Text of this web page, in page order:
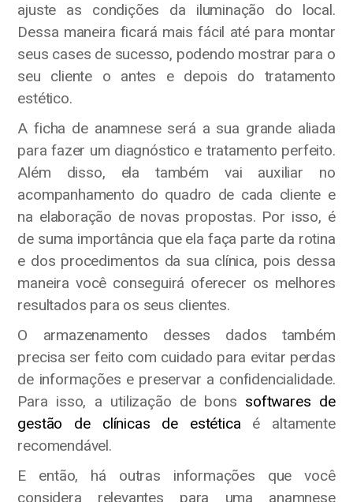
ajuste as condições da iluminação do local.
Dessa maneira ficará mais fácil até para montar
seus cases de sucesso, podendo mostrar para o
seu cliente o antes e depois do tratamento
estético.
A ficha de anamnese será a sua grande aliada
para fazer um diagnóstico e tratamento perfeito.
Além disso, ela também vai auxiliar no
acompanhamento do quadro de cada cliente e
na elaboração de novas propostas. Por isso, é
de suma importância que ela faça parte da rotina
e dos procedimentos da sua clínica, pois dessa
maneira você conseguirá oferecer os melhores
resultados para os seus clientes.
O armazenamento desses dados também
precisa ser feito com cuidado para evitar perdas
de informações e preservar a confidencialidade.
Para isso, a utilização de bons softwares de
gestão de clínicas de estética é altamente
recomendável.
E então, há outras informações que você
considera relevantes para uma anamnese